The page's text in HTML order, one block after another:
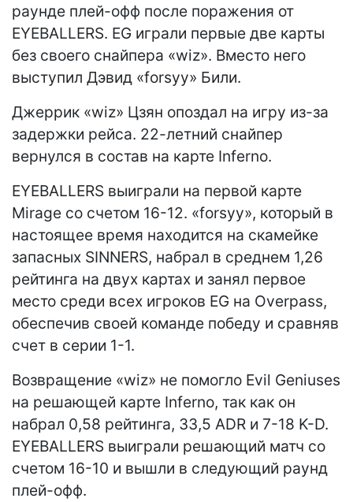
раунде плей-офф после поражения от
EYEBALLERS. EG играли первые две карты
без своего снайпера «wiz». Вместо него
выступил Дэвид «forsyy» Били.
Джеррик «wiz» Цзян опоздал на игру из-за
задержки рейса. 22-летний снайпер
вернулся в состав на карте Inferno.
EYEBALLERS выиграли на первой карте
Mirage со счетом 16-12. «forsyy», который в
настоящее время находится на скамейке
запасных SINNERS, набрал в среднем 1,26
рейтинга на двух картах и занял первое
место среди всех игроков EG на Overpass,
обеспечив своей команде победу и сравняв
счет в серии 1-1.
Возвращение «wiz» не помогло Evil Geniuses
на решающей карте Inferno, так как он
набрал 0,58 рейтинга, 33,5 ADR и 7-18 K-D.
EYEBALLERS выиграли решающий матч со
счетом 16-10 и вышли в следующий раунд
плей-офф.